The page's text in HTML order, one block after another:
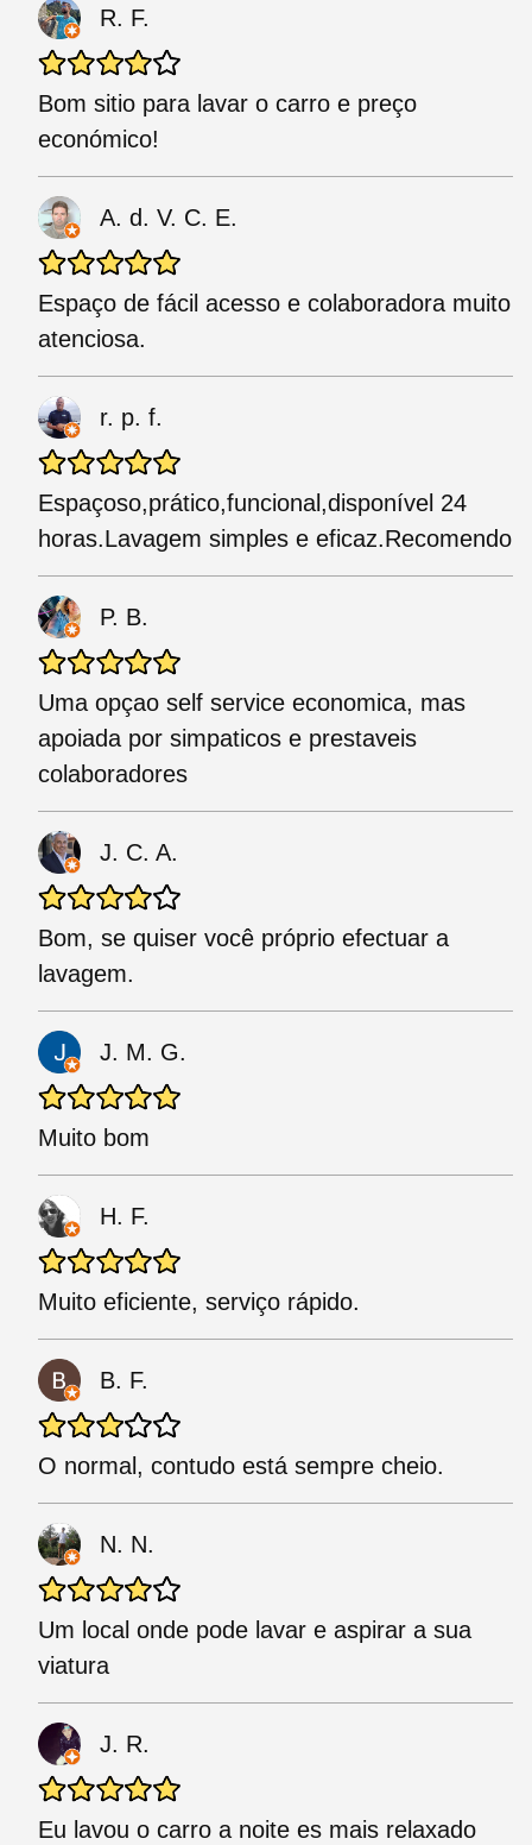
R. F.
Bom sitio para lavar o carro e preço
económico!
A. d. V. C. E.
Espaço de fácil acesso e colaboradora muito
atenciosa.
r. p. f.
Espaçoso,prático,funcional,disponível 24
horas.Lavagem simples e eficaz.Recomendo
P. B.
Uma opçao self service economica, mas
apoiada por simpaticos e prestaveis
colaboradores
J. C. A.
Bom, se quiser você próprio efectuar a
lavagem.
J. M. G.
Muito bom
H. F.
Muito eficiente, serviço rápido.
B. F.
O normal, contudo está sempre cheio.
N. N.
Um local onde pode lavar e aspirar a sua
viatura
J. R.
Eu lavou o carro a noite es mais relaxado